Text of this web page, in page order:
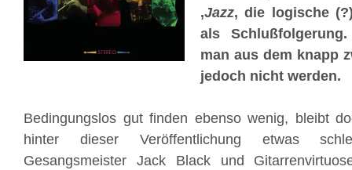
‚Jazz‚ die logische
als
man aus dem knapp
jedoch nicht werden.
Bedingungslos gut finden ebenso wenig, bleibt
hinter dieser Veröffentlichung etwas
Gesangsmeister Jack Black und